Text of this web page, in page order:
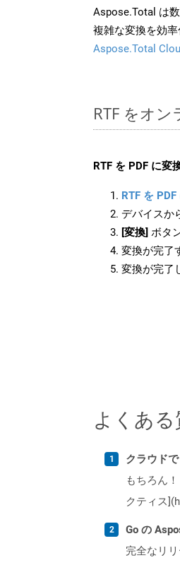
Aspose.Total は
複雑な変換を効
Aspose.Total
RTF をオ
RTF を PDF に変
RTF を
デバイスか
[変換] ボタ
変換が完了
変換が完了
よくある
クラウド
もちろん
クティス
Go の
完全なリ